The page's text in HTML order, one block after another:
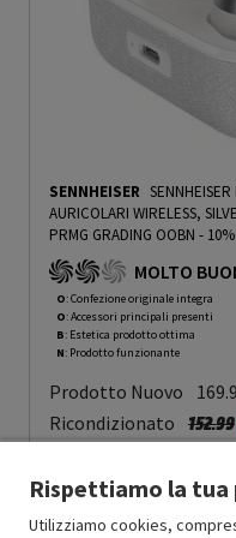
SENNHEISER
AURICOLARI WIRELESS,
PRMG GRADING OOBN - 10%
MOLTO
O: Confezione originale integra
O: Accessori principali presenti
B: Estetica prodotto ottima
N: Prodotto funzionante
Prodotto Nuovo
Ricondizionato 152.99
Rispettiamo la tua
Utilizziamo cookies,